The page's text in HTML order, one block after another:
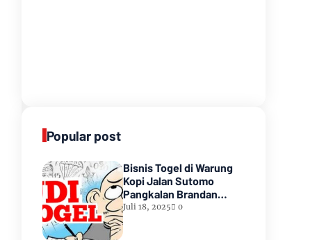
Popular post
Bisnis Togel di Warung
Kopi Jalan Sutomo
Pangkalan Brandan
Diduga Kebal Hukum
Juli 18, 2025 0